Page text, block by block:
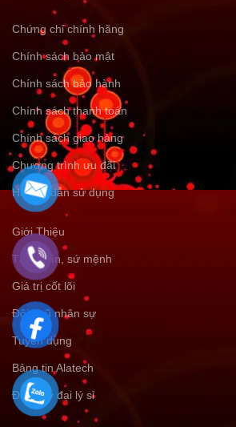
Chứng chỉ chính hãng
Chính sách bảo mật
Chính sách bảo hành
Chính sách thanh toán
Chính sách giao hàng
Chương trình ưu đãi
Hướng dẫn sử dụng
Giới Thiệu
Tầm nhìn, sứ mệnh
Giá trị cốt lõi
Đội ngũ nhân sự
Tuyển dụng
Bảng tin Alatech
Đăng ký đại lý sỉ